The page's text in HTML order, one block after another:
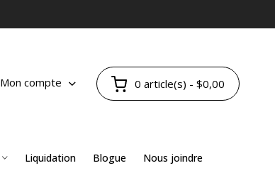
Mon compte 0 article(s) - $0,00
Liquidation Blogue Nous joindre